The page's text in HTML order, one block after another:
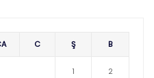
C Ş B
1 2